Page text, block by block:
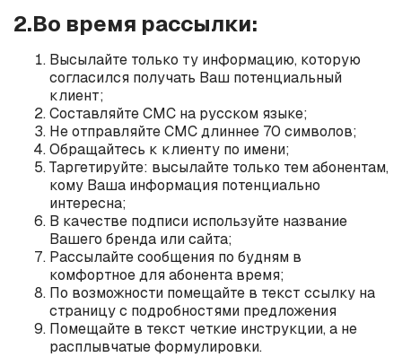
2.Во время рассылки:
Высылайте только ту информацию, которую
согласился получать Ваш потенциальный
клиент;
Составляйте СМС на русском языке;
Не отправляйте СМС длиннее 70 символов;
Обращайтесь к клиенту по имени;
Таргетируйте: высылайте только тем абонентам,
кому Ваша информация потенциально
интересна;
В качестве подписи используйте название
Вашего бренда или сайта;
Рассылайте сообщения по будням в
комфортное для абонента время;
По возможности помещайте в текст ссылку на
страницу с подробностями предложения
Помещайте в текст четкие инструкции, а не
расплывчатые формулировки.